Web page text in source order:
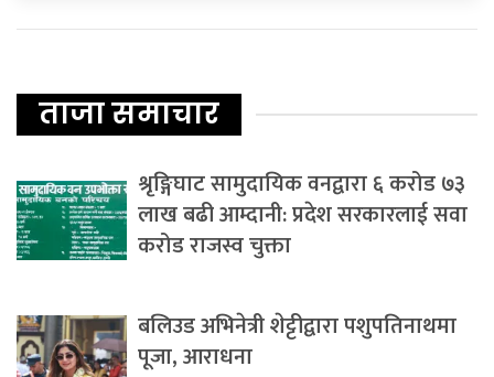
ताजा समाचार
श्रृङ्गिघाट सामुदायिक वनद्वारा ६ करोड ७३
लाख बढी आम्दानी: प्रदेश सरकारलाई सवा
करोड राजस्व चुक्ता
बलिउड अभिनेत्री शेट्टीद्वारा पशुपतिनाथमा
पूजा, आराधना